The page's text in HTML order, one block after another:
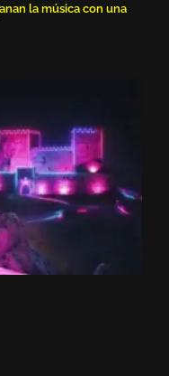
la música con una